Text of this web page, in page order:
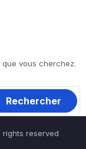
vous cherchez.
rights reserved